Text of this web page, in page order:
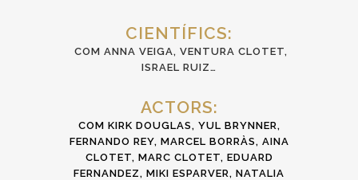
CIENTÍFICS:
COM ANNA VEIGA, VENTURA CLOTET,
ISRAEL RUIZ…
ACTORS:
COM KIRK DOUGLAS, YUL BRYNNER,
FERNANDO REY, MARCEL BORRÀS, AINA
CLOTET, MARC CLOTET, EDUARD
FERNANDEZ, MIKI ESPARVER, NATALIA